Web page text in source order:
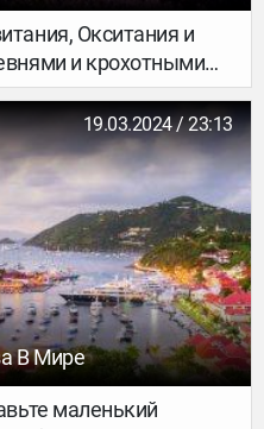
Окситания и
и крохотными
в них можно
великими
сады, и даже
между деревнями
на общественном
их лучше всего на
придётся очень
логистикой
к автостопу,
оказался
19.03.2024 / 23:13
В Мире
маленький